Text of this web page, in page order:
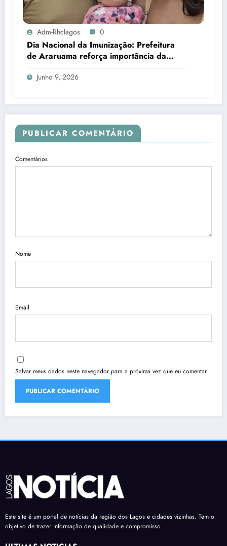
Adm-Rhclagos 0
Dia Nacional da Imunização: Prefeitura
de Araruama reforça importância da
vacinação de mães e crianças
Junho 9, 2026
PUBLICAR COMENTÁRIO
Comentários
Nome
Email
Salvar meus dados neste navegador para a próxima vez que eu comentar.
Este site é um portal de notícias da região dos Lagos e cidades vizinhas. Tem o
objetivo de trazer informação de qualidade e compromisso.